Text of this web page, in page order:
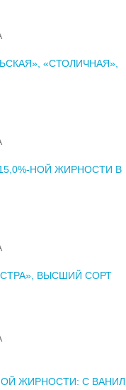
«СТОЛИЧНАЯ»,
НОЙ ЖИРНОСТИ В
ВЫСШИЙ СОРТ
ЖИРНОСТИ: С